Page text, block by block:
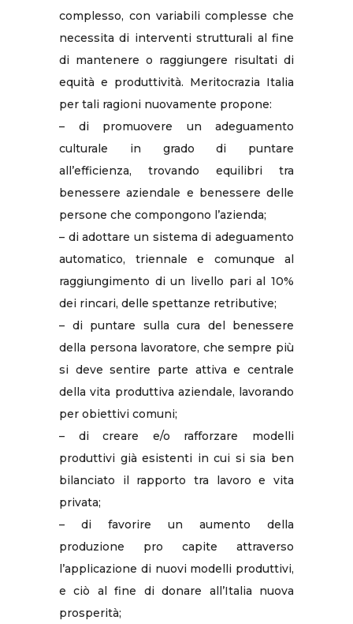
complesso, con variabili complesse che
necessita di interventi strutturali al fine
di mantenere o raggiungere risultati di
equità e produttività. Meritocrazia Italia
per tali ragioni nuovamente propone:
– di promuovere un adeguamento
culturale in grado di puntare
all’efficienza, trovando equilibri tra
benessere aziendale e benessere delle
persone che compongono l’azienda;
– di adottare un sistema di adeguamento
automatico, triennale e comunque al
raggiungimento di un livello pari al 10%
dei rincari, delle spettanze retributive;
– di puntare sulla cura del benessere
della persona lavoratore, che sempre più
si deve sentire parte attiva e centrale
della vita produttiva aziendale, lavorando
per obiettivi comuni;
– di creare e/o rafforzare modelli
produttivi già esistenti in cui si sia ben
bilanciato il rapporto tra lavoro e vita
privata;
– di favorire un aumento della
produzione pro capite attraverso
l’applicazione di nuovi modelli produttivi,
e ciò al fine di donare all’Italia nuova
prosperità;